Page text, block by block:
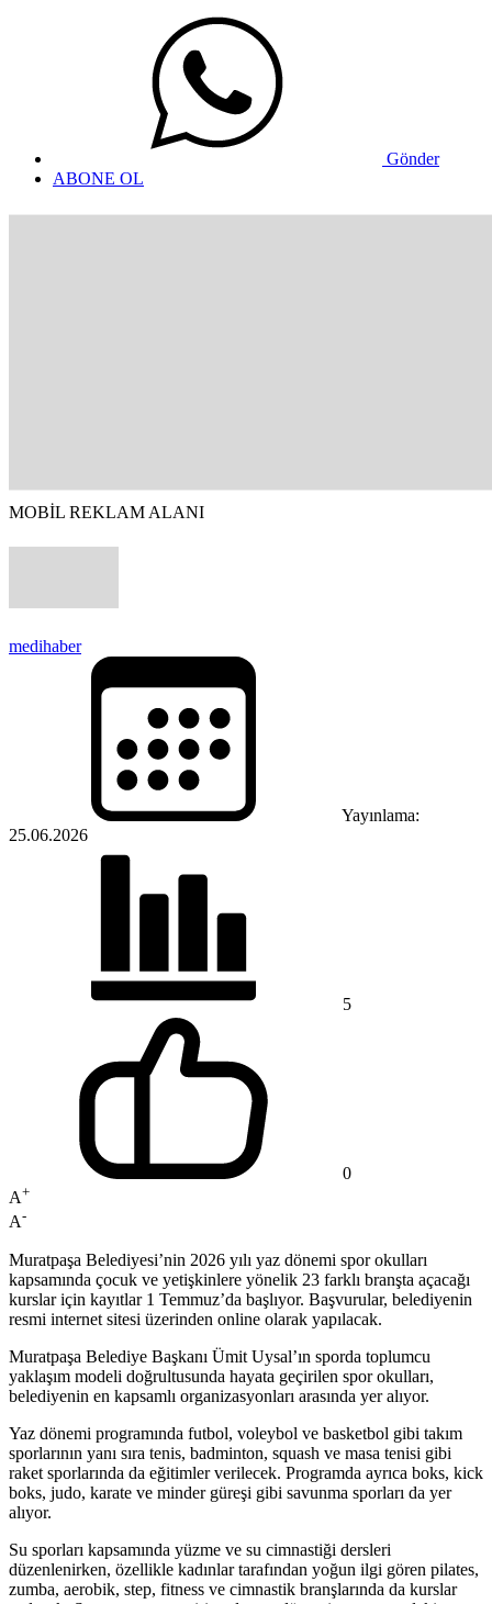
Gönder
ABONE OL
MOBİL REKLAM ALANI
medihaber
Yayınlama:
25.06.2026
5
0
A+
A-
Muratpaşa Belediyesi’nin 2026 yılı yaz dönemi spor okulları
kapsamında çocuk ve yetişkinlere yönelik 23 farklı branşta açacağı
kurslar için kayıtlar 1 Temmuz’da başlıyor. Başvurular, belediyenin
resmi internet sitesi üzerinden online olarak yapılacak.
Muratpaşa Belediye Başkanı Ümit Uysal’ın sporda toplumcu
yaklaşım modeli doğrultusunda hayata geçirilen spor okulları,
belediyenin en kapsamlı organizasyonları arasında yer alıyor.
Yaz dönemi programında futbol, voleybol ve basketbol gibi takım
sporlarının yanı sıra tenis, badminton, squash ve masa tenisi gibi
raket sporlarında da eğitimler verilecek. Programda ayrıca boks, kick
boks, judo, karate ve minder güreşi gibi savunma sporları da yer
alıyor.
Su sporları kapsamında yüzme ve su cimnastiği dersleri
düzenlenirken, özellikle kadınlar tarafından yoğun ilgi gören pilates,
zumba, aerobik, step, fitness ve cimnastik branşlarında da kurslar